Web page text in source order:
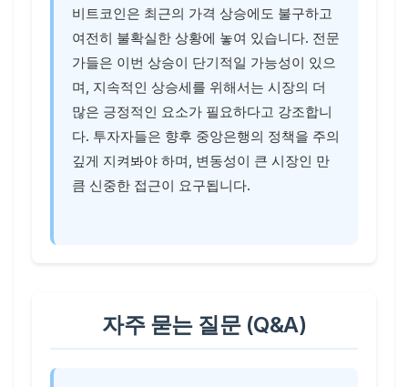
비트코인은 최근의 가격 상승에도 불구하고
여전히 불확실한 상황에 놓여 있습니다. 전문
가들은 이번 상승이 단기적일 가능성이 있으
며, 지속적인 상승세를 위해서는 시장의 더
많은 긍정적인 요소가 필요하다고 강조합니
다. 투자자들은 향후 중앙은행의 정책을 주의
깊게 지켜봐야 하며, 변동성이 큰 시장인 만
큼 신중한 접근이 요구됩니다.
자주 묻는 질문 (Q&A)